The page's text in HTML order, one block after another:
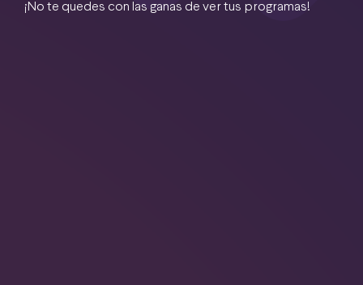
¡No te quedes con las ganas de ver tus programas!